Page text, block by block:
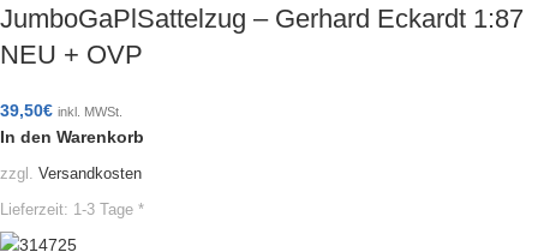
JumboGaPlSattelzug – Gerhard Eckardt 1:87
NEU + OVP
39,50€ inkl. MWSt.
In den Warenkorb
zzgl. Versandkosten
Lieferzeit: 1-3 Tage *